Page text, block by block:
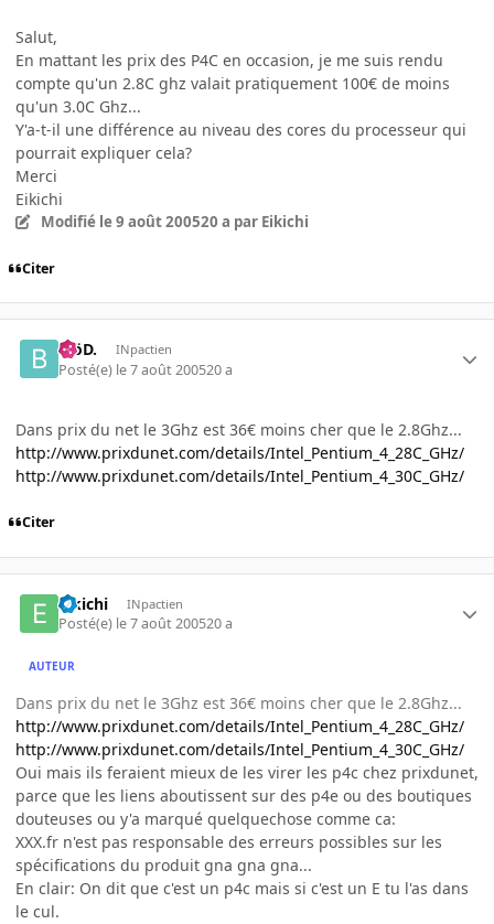
Salut,
En mattant les prix des P4C en occasion, je me suis rendu
compte qu'un 2.8C ghz valait pratiquement 100€ de moins
qu'un 3.0C Ghz...
Y'a-t-il une différence au niveau des cores du processeur qui
pourrait expliquer cela?
Merci
Eikichi
Modifié le 9 août 200520 a par Eikichi
Citer
.BöD. INpactien
Posté(e) le 7 août 200520 a
Dans prix du net le 3Ghz est 36€ moins cher que le 2.8Ghz...
http://www.prixdunet.com/details/Intel_Pentium_4_28C_GHz/
http://www.prixdunet.com/details/Intel_Pentium_4_30C_GHz/
Citer
Eikichi INpactien
Posté(e) le 7 août 200520 a
AUTEUR
Dans prix du net le 3Ghz est 36€ moins cher que le 2.8Ghz...
http://www.prixdunet.com/details/Intel_Pentium_4_28C_GHz/
http://www.prixdunet.com/details/Intel_Pentium_4_30C_GHz/
Oui mais ils feraient mieux de les virer les p4c chez prixdunet,
parce que les liens aboutissent sur des p4e ou des boutiques
douteuses ou y'a marqué quelquechose comme ca:
XXX.fr n'est pas responsable des erreurs possibles sur les
spécifications du produit gna gna gna...
En clair: On dit que c'est un p4c mais si c'est un E tu l'as dans
le cul.